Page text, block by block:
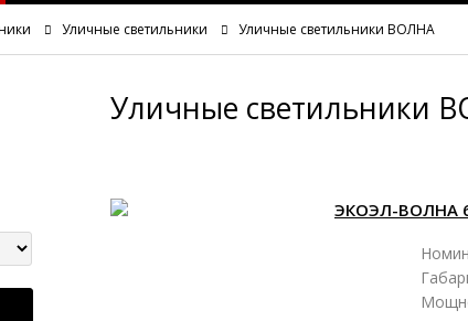
Уличные светильники Уличные светильники ВОЛНА
Уличные светильники
ЭКОЭЛ-ВОЛНА